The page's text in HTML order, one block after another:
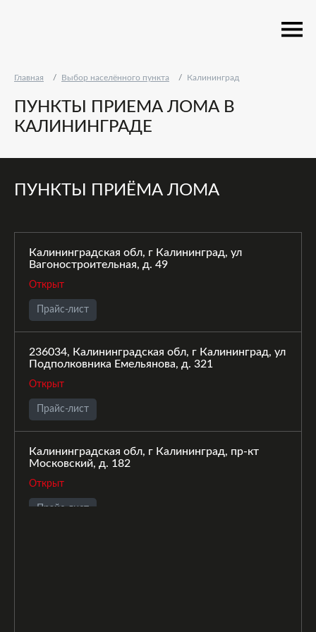
Главная Выбор населённого пункта Калининград
ПУНКТЫ ПРИЕМА ЛОМА В
КАЛИНИНГРАДЕ
ПУНКТЫ ПРИЁМА ЛОМА
Калининградская обл, г Калининград, ул
Вагоностроительная, д. 49
Открыт
Прайс-лист
236034, Калининградская обл, г Калининград, ул
Подполковника Емельянова, д. 321
Открыт
Прайс-лист
Калининградская обл, г Калининград, пр-кт
Московский, д. 182
Открыт
Прайс-лист